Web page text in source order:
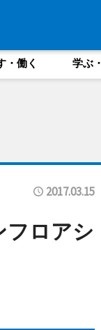
・働く 学ぶ
2017.03.15
ロアシ